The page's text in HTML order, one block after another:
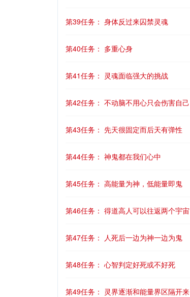
第39任务： 身体反过来囚禁灵魂
第40任务： 多重心身
第41任务： 灵魂面临强大的挑战
第42任务： 不动脑不用心只会伤害自己
第43任务： 先天很固定而后天有弹性
第44任务： 神鬼都在我们心中
第45任务： 高能量为神，低能量即鬼
第46任务： 得道高人可以往返两个宇宙
第47任务： 人死后一边为神一边为鬼
第48任务： 心智判定好死或不好死
第49任务： 灵界逐渐和能量界区隔开来